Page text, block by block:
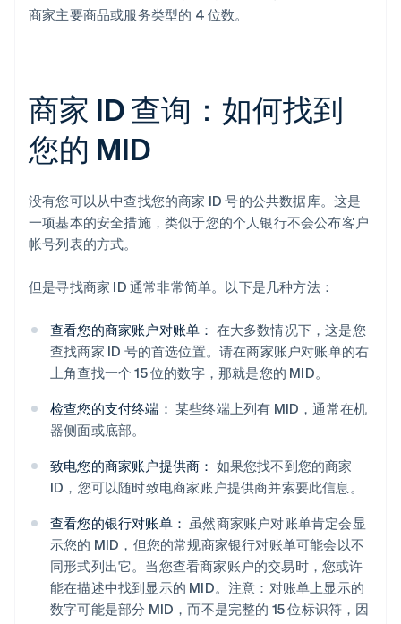
商家主要商品或服务类型的 4 位数。
商家 ID 查询：如何找到
您的 MID
没有您可以从中查找您的商家 ID 号的公共数据库。这是
一项基本的安全措施，类似于您的个人银行不会公布客户
帐号列表的方式。
但是寻找商家 ID 通常非常简单。以下是几种方法：
查看您的商家账户对账单： 在大多数情况下，这是您
查找商家 ID 号的首选位置。请在商家账户对账单的右
上角查找一个 15 位的数字，那就是您的 MID。
检查您的支付终端： 某些终端上列有 MID，通常在机
器侧面或底部。
致电您的商家账户提供商： 如果您找不到您的商家
ID，您可以随时致电商家账户提供商并索要此信息。
查看您的银行对账单： 虽然商家账户对账单肯定会显
示您的 MID，但您的常规商家银行对账单可能会以不
同形式列出它。当您查看商家账户的交易时，您或许
能在描述中找到显示的 MID。注意：对账单上显示的
数字可能是部分 MID，而不是完整的 15 位标识符，因